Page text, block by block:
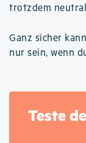
trotzdem
Ganz sicher
nur sein, wenn
Teste